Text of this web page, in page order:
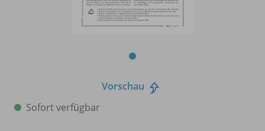
Vorschau
Sofort verfügbar